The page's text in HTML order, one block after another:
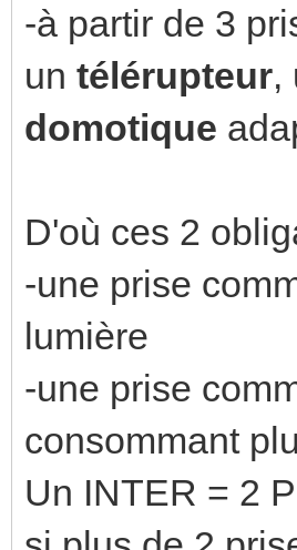
-à partir de 3
un télérupteur,
domotique
D'où ces 2
-une prise
lumière
-une prise
consommant
Un INTER = 2